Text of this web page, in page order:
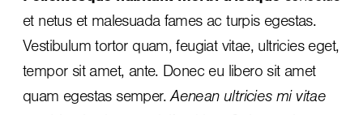
et netus et malesuada fames ac turpis egestas.
Vestibulum tortor quam, feugiat vitae, ultricies eget,
tempor sit amet, ante. Donec eu libero sit amet
quam egestas semper.Aenean ultricies mi vitae